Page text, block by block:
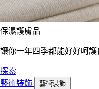
保濕護膚品
讓你一年四季都能好好呵護
探索
藝術裝飾
藝術裝飾